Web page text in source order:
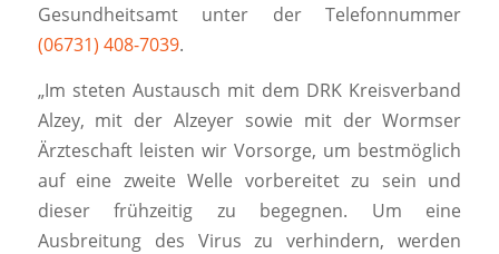
Gesundheitsamt unter der Telefonnummer
(06731) 408-7039.
„Im steten Austausch mit dem DRK Kreisverband
Alzey, mit der Alzeyer sowie mit der Wormser
Ärzteschaft leisten wir Vorsorge, um bestmöglich
auf eine zweite Welle vorbereitet zu sein und
dieser frühzeitig zu begegnen. Um eine
Ausbreitung des Virus zu verhindern, werden